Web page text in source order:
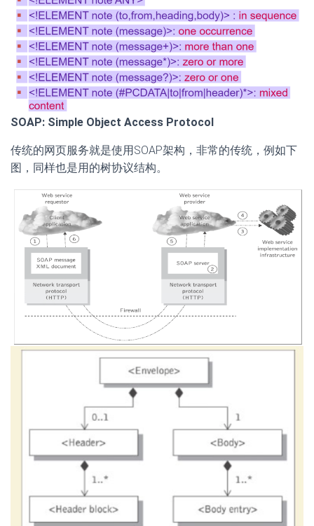
SOAP: Simple Object Access Protocol
传统的网页服务就是使用SOAP架构，非常的传统，例如下
图，同样也是用的树协议结构。